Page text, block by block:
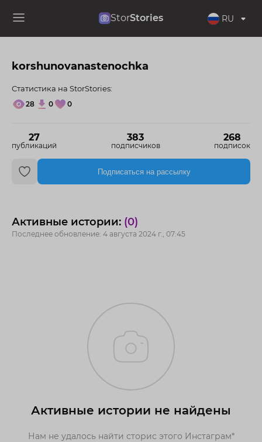
StorStories RU
korshunovanastenochka
27
публикаций
383
подписчиков
268
подписок
Статистика на StorStories:
28 0 0
Подписаться на рассылку
Активные истории: (0)
Последнее обновление: 4 августа 2024 г., 07:45
Активные истории не найдены
Нам не удалось найти сторис этого Инстаграм*